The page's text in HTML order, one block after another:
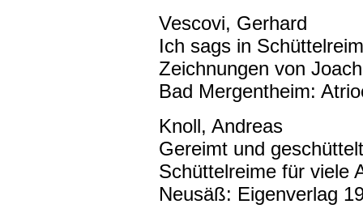
Vescovi, Gerhard
Ich sags in
Zeichnungen von
Bad Mergentheim:
Knoll, Andreas
Gereimt und
Schüttelreime für viele
Neusäß: Eigenverlag